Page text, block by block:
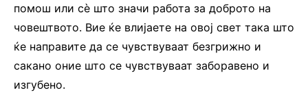
помош или сè што значи работа за доброто на
човештвото. Вие ќе влијаете на овој свет така што
ќе направите да се чувствуваат безгрижно и
сакано оние што се чувствуваат заборавено и
изгубено.